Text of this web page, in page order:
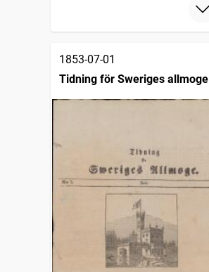
1853-07-01
Tidning för Sweriges allmoge